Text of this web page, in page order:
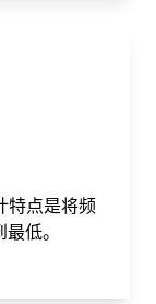
特点是将频
低。